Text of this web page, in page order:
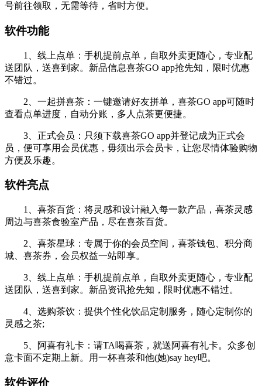
号前往领取，无需等待，省时方便。
软件功能
1、线上点单：手机提前点单，自取外卖更随心，专业配
送团队，送喜到家。新品信息喜茶GO app抢先知，限时优惠
不错过。
2、一起拼喜茶：一键邀请好友拼单，喜茶GO app可随时
查看点单进度，自动分账，多人点茶更便捷。
3、正式会员：只须下载喜茶GO app并登记成为正式会
员，便可享用会员优惠，毋须出示会员卡，让您尽情体验购物
方便及乐趣。
软件亮点
1、喜茶百货：将灵感和设计融入每一款产品，喜茶灵感
周边与喜茶食验室产品，尽在喜茶百货。
2、喜茶星球：专属于你的会员空间，喜茶钱包、积分商
城、喜茶券，会员权益一站即享。
3、线上点单：手机提前点单，自取外卖更随心，专业配
送团队，送喜到家。新品资讯抢先知，限时优惠不错过。
4、选购茶饮：提供个性化饮品定制服务，随心定制你的
灵感之茶;
5、阿喜有礼卡：请TA喝喜茶，就送阿喜有礼卡。众多创
意卡面不定期上新。用一杯喜茶和他(她)say hey吧。
软件评价